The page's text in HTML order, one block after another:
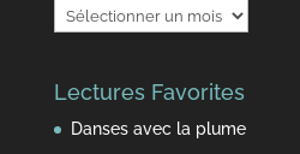
Au
fil
temps
Lectures Favorites
Danses avec la plume